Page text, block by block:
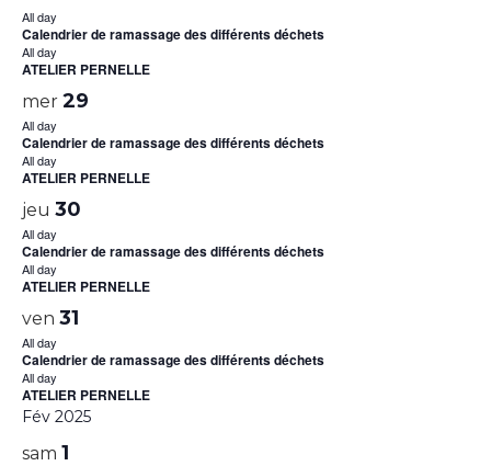
All day
Calendrier de ramassage des différents déchets
All day
ATELIER PERNELLE
mer 29
All day
Calendrier de ramassage des différents déchets
All day
ATELIER PERNELLE
jeu 30
All day
Calendrier de ramassage des différents déchets
All day
ATELIER PERNELLE
ven 31
All day
Calendrier de ramassage des différents déchets
All day
ATELIER PERNELLE
Fév 2025
sam 1